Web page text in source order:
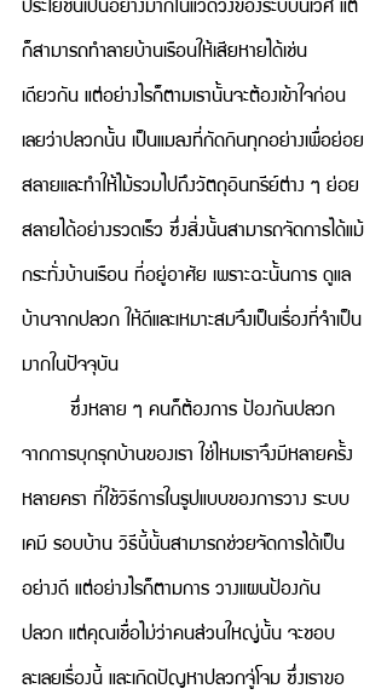
ก็สามารถทำลายบ้านเรือนให้เสียหายได้เช่น
เดียวกัน แต่อย่างไรก็ตามเรานั้นจะต้องเข้าใจก่อน
เลยว่าปลวกนั้น เป็นแมลงที่กัดกินทุกอย่างเพื่อย่อย
สลายและทำให้ไม้รวมไปถึงวัตถุอินทรีย์ต่าง ๆ ย่อย
สลายได้อย่างรวดเร็ว ซึ่งสิ่งนั้นสามารถจัดการได้แม้
กระทั่งบ้านเรือน ที่อยู่อาศัย เพราะฉะนั้นการ ดูแล
บ้านจากปลวก ให้ดีและเหมาะสมจึงเป็นเรื่องที่จำเป็น
มากในปัจจุบัน
จากการบุกรุกบ้านของเรา ใช่ไหมเราจึงมีหลายครั้ง
หลายครา ที่ใช้วิธีการในรูปแบบของการวาง ระบบ
เคมี รอบบ้าน วิธีนี้นั้นสามารถช่วยจัดการได้เป็น
อย่างดี แต่อย่างไรก็ตามการ วางแผนป้องกัน
ปลวก แต่คุณเชื่อไม่ว่าคนส่วนใหญ่นั้น จะชอบ
ละเลยเรื่องนี้ และเกิดปัญหาปลวกจู่โจม ซึ่งเราขอ